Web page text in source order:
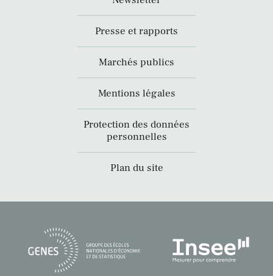
Presse et rapports
Marchés publics
Mentions légales
Protection des données
personnelles
Plan du site